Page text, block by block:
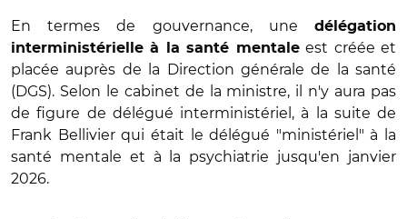
En termes de gouvernance, une délégation
interministérielle à la santé mentaleest créée et
placée auprès de la Direction générale de la santé
(DGS). Selon le cabinet de la ministre, il n'y aura pas
de figure de délégué interministériel, à la suite de
Frank Bellivier qui était le délégué "ministériel" à la
santé mentale et à la psychiatrie jusqu'en janvier
2026.